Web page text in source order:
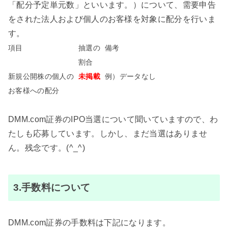
「配分予定単元数」といいます。）について、需要申告
をされた法人および個人のお客様を対象に配分を行いま
す。
項目
抽選の
割合
備考
新規公開株の個人の
お客様への配分
未掲載 例）データなし
DMM.com証券のIPO当選について聞いていますので、わ
たしも応募しています。しかし、まだ当選はありませ
ん。残念です。(^_^)
3.手数料について
DMM.com証券の手数料は下記になります。